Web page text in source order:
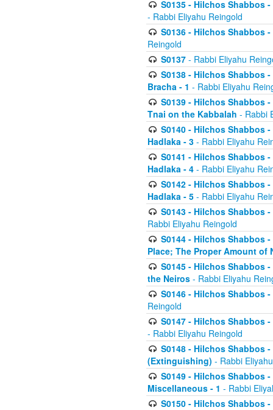
S0135 - Hilchos Shabbos
- Rabbi Eliyahu Reingold
S0136 - Hilchos Shabbos
Reingold
S0137- Rabbi Eliyahu
S0138 - Hilchos Shabbos
Bracha - 1 - Rabbi Eliyahu
S0139 - Hilchos Shabbos
Tnai on the Kabbalah - Rabbi
S0140 - Hilchos Shabbos
Hadlaka - 3 - Rabbi Eliyahu
S0141 - Hilchos Shabbos
Hadlaka - 4 - Rabbi Eliyahu
S0142 - Hilchos Shabbos
Hadlaka - 5 - Rabbi Eliyahu
S0143 - Hilchos Shabbos
Rabbi Eliyahu Reingold
S0144 - Hilchos Shabbos
Place; The Proper Amount of
S0145 - Hilchos Shabbos
the Neiros - Rabbi Eliyahu
S0146 - Hilchos Shabbos
Reingold
S0147 - Hilchos Shabbos
- Rabbi Eliyahu Reingold
S0148 - Hilchos Shabbos
(Extinguishing) - Rabbi
S0149 - Hilchos Shabbos
Miscellaneous - 1 - Rabbi
S0150 - Hilchos Shabbos